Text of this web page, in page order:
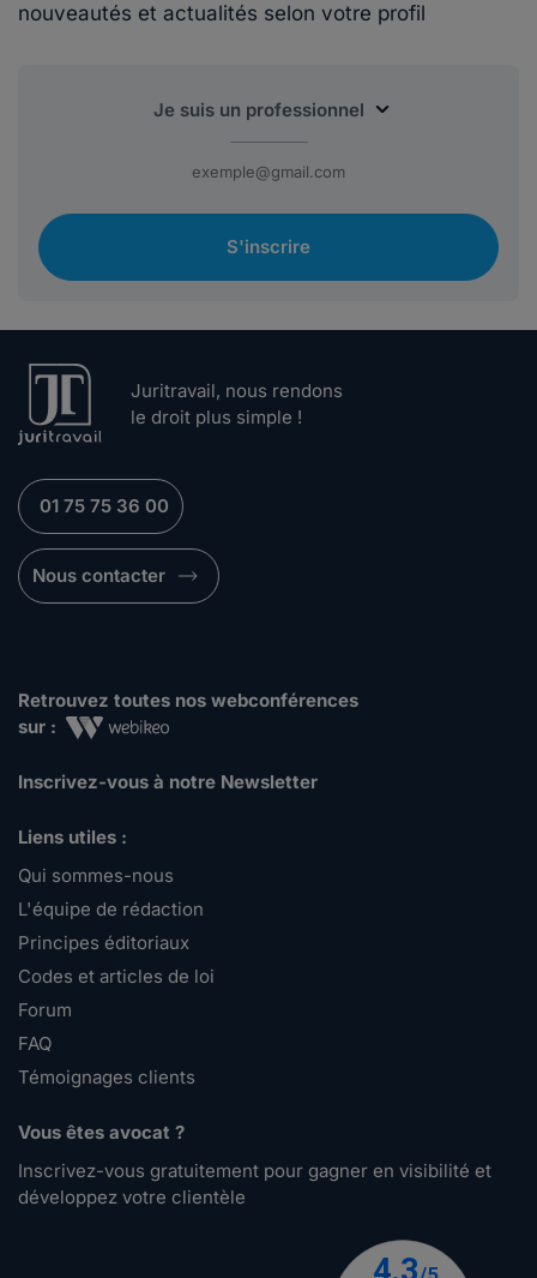
nouveautés et actualités selon votre profil
S'inscrire
Juritravail, nous rendons
le droit plus simple !
01 75 75 36 00
Nous contacter
Retrouvez toutes nos webconférences
sur :
Inscrivez-vous à notre Newsletter
Liens utiles :
Qui sommes-nous
L'équipe de rédaction
Principes éditoriaux
Codes et articles de loi
Forum
FAQ
Témoignages clients
Vous êtes avocat ?
Inscrivez-vous gratuitement pour gagner en visibilité et
développez votre clientèle